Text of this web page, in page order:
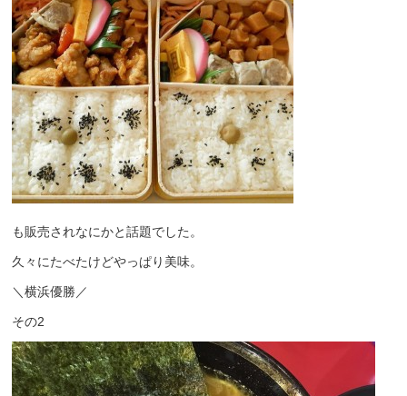
も販売されなにかと話題でした。
久々にたべたけどやっぱり美味。
＼横浜優勝／
その2